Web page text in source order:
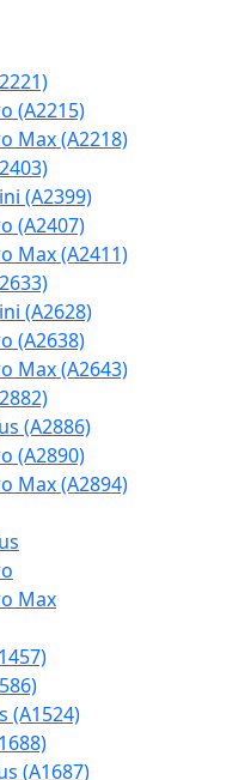
(A2215)
Max (A2218)
(A2399)
(A2407)
Max (A2411)
(A2628)
(A2638)
Max (A2643)
(A2886)
(A2890)
Max (A2894)
Max
(A1524)
(A1687)